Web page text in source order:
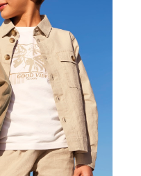
для
девочек